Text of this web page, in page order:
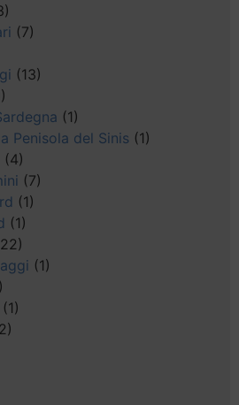
(7)
(13)
(1)
Penisola del Sinis (1)
(4)
(7)
(1)
(1)
(1)
(1)